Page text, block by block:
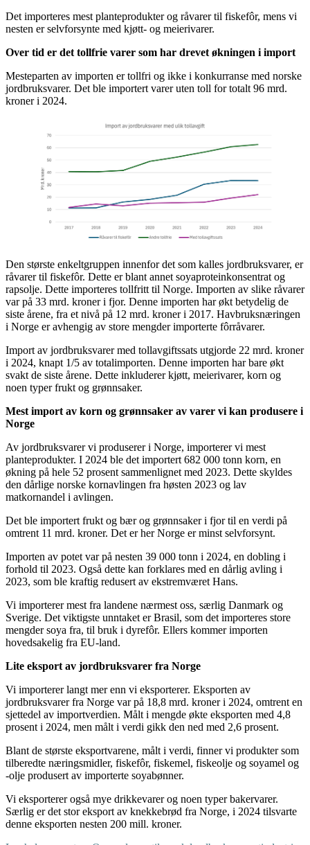
Det importeres mest planteprodukter og råvarer til fiskefôr, mens vi
nesten er selvforsynte med kjøtt- og meierivarer.
Over tid er det tollfrie varer som har drevet økningen i import
Mesteparten av importen er tollfri og ikke i konkurranse med norske
jordbruksvarer. Det ble importert varer uten toll for totalt 96 mrd.
kroner i 2024.
Den største enkeltgruppen innenfor det som kalles jordbruksvarer, er
råvarer til fiskefôr. Dette er blant annet soyaproteinkonsentrat og
rapsolje. Dette importeres tollfritt til Norge. Importen av slike råvarer
var på 33 mrd. kroner i fjor. Denne importen har økt betydelig de
siste årene, fra et nivå på 12 mrd. kroner i 2017. Havbruksnæringen
i Norge er avhengig av store mengder importerte fôrråvarer.
Import av jordbruksvarer med tollavgiftssats utgjorde 22 mrd. kroner
i 2024, knapt 1/5 av totalimporten. Denne importen har bare økt
svakt de siste årene. Dette inkluderer kjøtt, meierivarer, korn og
noen typer frukt og grønnsaker.
Mest import av korn og grønnsaker av varer vi kan produsere i
Norge
Av jordbruksvarer vi produserer i Norge, importerer vi mest
planteprodukter. I 2024 ble det importert 682 000 tonn korn, en
økning på hele 52 prosent sammenlignet med 2023. Dette skyldes
den dårlige norske kornavlingen fra høsten 2023 og lav
matkornandel i avlingen.
Det ble importert frukt og bær og grønnsaker i fjor til en verdi på
omtrent 11 mrd. kroner. Det er her Norge er minst selvforsynt.
Importen av potet var på nesten 39 000 tonn i 2024, en dobling i
forhold til 2023. Også dette kan forklares med en dårlig avling i
2023, som ble kraftig redusert av ekstremværet Hans.
Vi importerer mest fra landene nærmest oss, særlig Danmark og
Sverige. Det viktigste unntaket er Brasil, som det importeres store
mengder soya fra, til bruk i dyrefôr. Ellers kommer importen
hovedsakelig fra EU-land.
Lite eksport av jordbruksvarer fra Norge
Vi importerer langt mer enn vi eksporterer. Eksporten av
jordbruksvarer fra Norge var på 18,8 mrd. kroner i 2024, omtrent en
sjettedel av importverdien. Målt i mengde økte eksporten med 4,8
prosent i 2024, men målt i verdi gikk den ned med 2,6 prosent.
Blant de største eksportvarene, målt i verdi, finner vi produkter som
tilberedte næringsmidler, fiskefôr, fiskemel, fiskeolje og soyamel og
-olje produsert av importerte soyabønner.
Vi eksporterer også mye drikkevarer og noen typer bakervarer.
Særlig er det stor eksport av knekkebrød fra Norge, i 2024 tilsvarte
denne eksporten nesten 200 mill. kroner.